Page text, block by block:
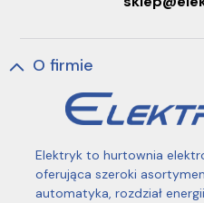
O firmie
Elektryk to hurtownia
oferująca szeroki
automatyka, rozdział